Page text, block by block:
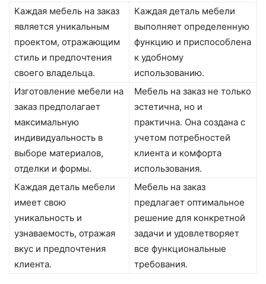
Каждая мебель на заказ
является уникальным
проектом, отражающим
стиль и предпочтения
своего владельца.
Каждая деталь мебели
выполняет определенную
функцию и приспособлена
к удобному
использованию.
Изготовление мебели на
заказ предполагает
максимальную
индивидуальность в
выборе материалов,
отделки и формы.
Мебель на заказ не только
эстетична, но и
практична. Она создана с
учетом потребностей
клиента и комфорта
использования.
Каждая деталь мебели
имеет свою
уникальность и
узнаваемость, отражая
вкус и предпочтения
клиента.
Мебель на заказ
предлагает оптимальное
решение для конкретной
задачи и удовлетворяет
все функциональные
требования.